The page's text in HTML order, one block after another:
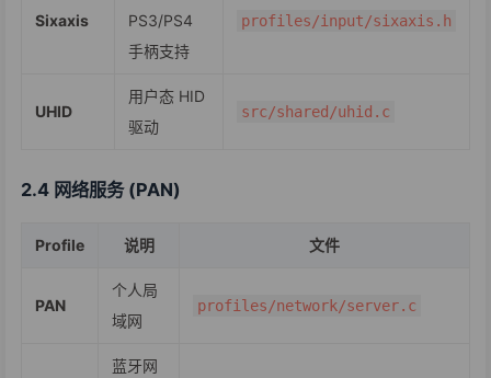
Sixaxis
PS3/PS4
手柄支持
profiles/input/sixaxis.h
UHID
用户态 HID
驱动
src/shared/uhid.c
2.4 网络服务 (PAN)
Profile 说明 文件
PAN
个人局
域网
profiles/network/server.c
蓝牙网